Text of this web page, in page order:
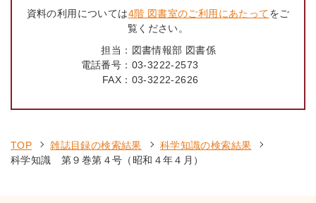
資料の利用については4階 図書室のご利用にあたってをご
覧ください。
担当： 図書情報部 図書係
電話番号： 03-3222-2573
FAX： 03-3222-2626
TOP 雑誌目録の検索結果
科学知識の検索結果
科学知識 第９巻第４号（昭和４年４月）